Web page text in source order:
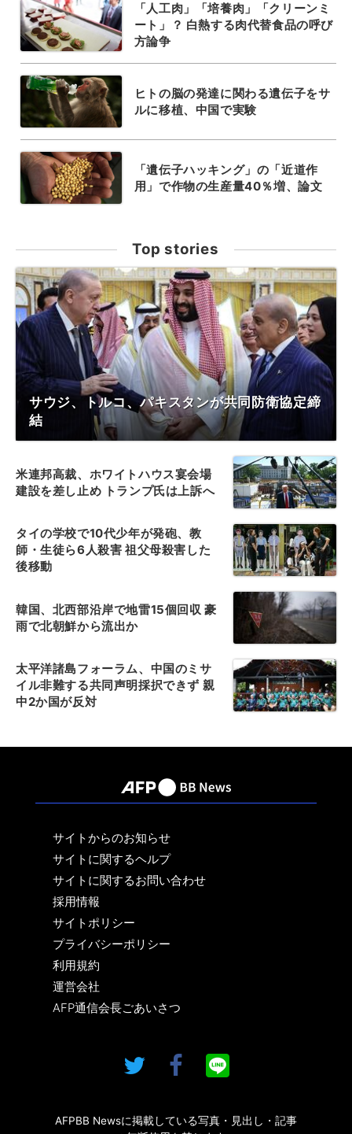
「人工肉」「培養肉」「クリーンミ
ート」？ 白熱する肉代替食品の呼び
方論争
ヒトの脳の発達に関わる遺伝子をサ
ルに移植、中国で実験
「遺伝子ハッキング」の「近道作
用」で作物の生産量40％増、論文
Top stories
サウジ、トルコ、パキスタンが共同防衛協定締
結
米連邦高裁、ホワイトハウス宴会場
建設を差し止め トランプ氏は上訴へ
タイの学校で10代少年が発砲、教
師・生徒ら6人殺害 祖父母殺害した
後移動
韓国、北西部沿岸で地雷15個回収 豪
雨で北朝鮮から流出か
太平洋諸島フォーラム、中国のミサ
イル非難する共同声明採択できず 親
中2か国が反対
サイトからのお知らせ
サイトに関するヘルプ
サイトに関するお問い合わせ
採用情報
サイトポリシー
プライバシーポリシー
利用規約
運営会社
AFP通信会長ごあいさつ
AFPBB Newsに掲載している写真・見出し・記事